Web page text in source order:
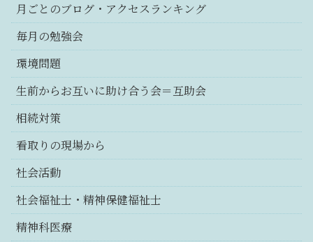
月ごとのブログ・アクセスランキング
毎月の勉強会
環境問題
生前からお互いに助け合う会＝互助会
相続対策
看取りの現場から
社会活動
社会福祉士・精神保健福祉士
精神科医療